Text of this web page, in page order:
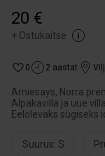
20 €
+ Ostukaitse
0 2 aastat
Arniesays, Norra
Alpakavilla ja uue
Eelolevaks sügiseks
Suurus: S